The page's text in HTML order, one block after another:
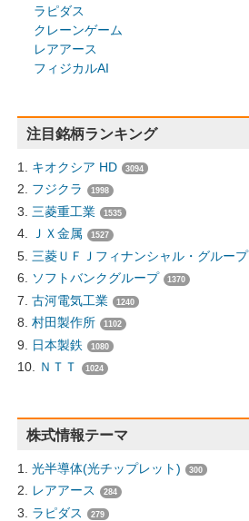
ラピダス
クレーンゲーム
レアアース
フィジカルAI
注目銘柄ランキング
キオクシア HD 3094
フジクラ 1998
三菱重工業 1535
ＪＸ金属 1527
三菱ＵＦＪフィナンシャル・グループ
ソフトバンクグループ 1370
古河電気工業 1240
村田製作所 1102
日本製鉄 1080
ＮＴＴ 1024
株式情報テーマ
光半導体(光チップレット) 300
レアアース 284
ラピダス 279